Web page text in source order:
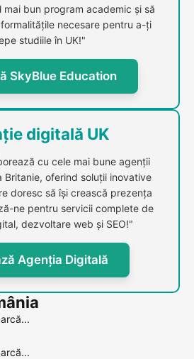
mai bun program academic și să
necesare pentru a-ți
studiile în UK!"
SkyBlue Education
digitală UK
cu cele mai bune agenții
Britanie, oferind soluții inovative
doresc să își crească prezența
ne pentru servicii complete de
dezvoltare web și SEO!"
Agenția Digitală